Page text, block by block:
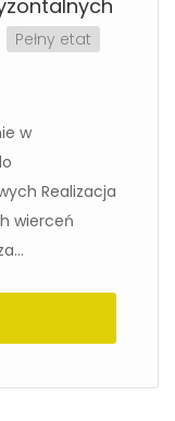
Pełny etat
w
Realizacja
wierceń